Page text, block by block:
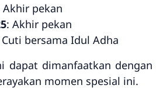
Akhir pekan
: Akhir pekan
Cuti bersama Idul Adha
dapat dimanfaatkan
momen spesial ini.